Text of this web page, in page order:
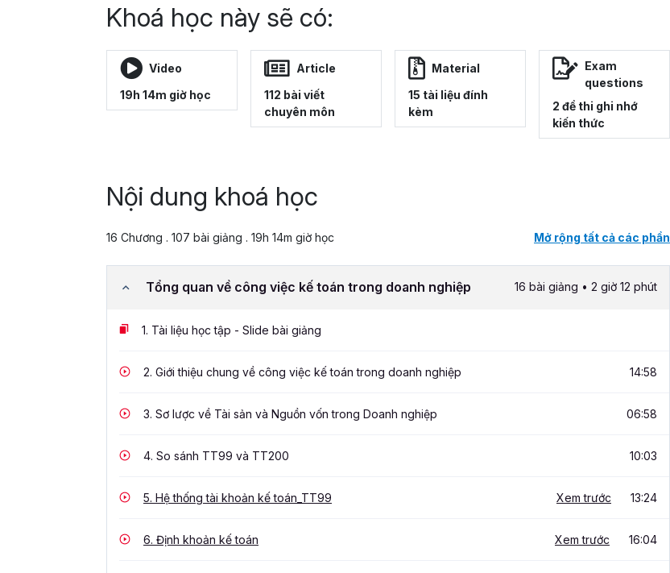
Khoá học này sẽ có:
Video
19h 14m giờ học
Article
112 bài viết
chuyên môn
Material
15 tài liệu đính
kèm
Exam
questions
2 đề thi ghi nhớ
kiến thức
Nội dung khoá học
16 Chương . 107 bài giảng . 19h 14m giờ học Mở rộng tất cả các phần
Tổng quan về công việc kế toán trong doanh nghiệp 16 bài giảng • 2 giờ 12 phút
1. Tài liệu học tập - Slide bài giảng
2. Giới thiệu chung về công việc kế toán trong doanh nghiệp 14:58
3. Sơ lược về Tài sản và Nguồn vốn trong Doanh nghiệp 06:58
4. So sánh TT99 và TT200 10:03
5. Hệ thống tài khoản kế toán_TT99 Xem trước 13:24
6. Định khoản kế toán Xem trước 16:04